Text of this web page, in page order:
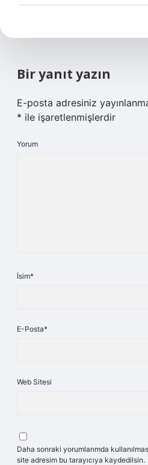
Bir yanıt yazın
E-posta adresiniz
* ile işaretlenmişlerdir
Yorum
İsim*
E-Posta*
Web Sitesi
Daha sonraki yorumlarımda
site adresim bu tarayıcıya kaydedilsin.